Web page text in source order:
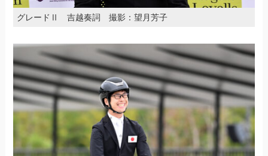
グレードⅡ 吉越奏詞 撮影：望月芳子